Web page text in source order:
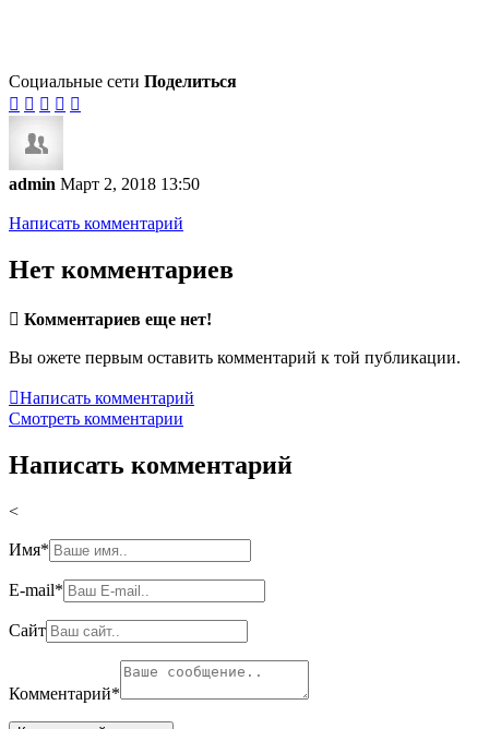
Социальные сети Поделиться
    
admin Март 2, 2018 13:50
Написать комментарий
Нет комментариев
 Комментариев еще нет!
Вы ожете первым оставить комментарий к той публикации.
Написать комментарий
Смотреть комментарии
Написать комментарий
<
Имя*
E-mail*
Сайт
Комментарий*